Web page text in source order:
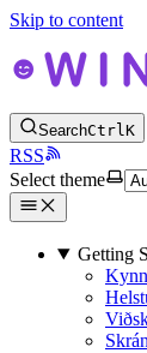
Skip to content
SearchCtrlK
RSS
Select theme
Getting